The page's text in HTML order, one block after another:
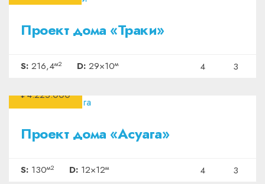
Проект дома «Траки»
S: 216,4м2 D: 29×10м 4 3
₽4.225.000
Проект дома «Асуага»
S: 130м2 D: 12×12м 4 3